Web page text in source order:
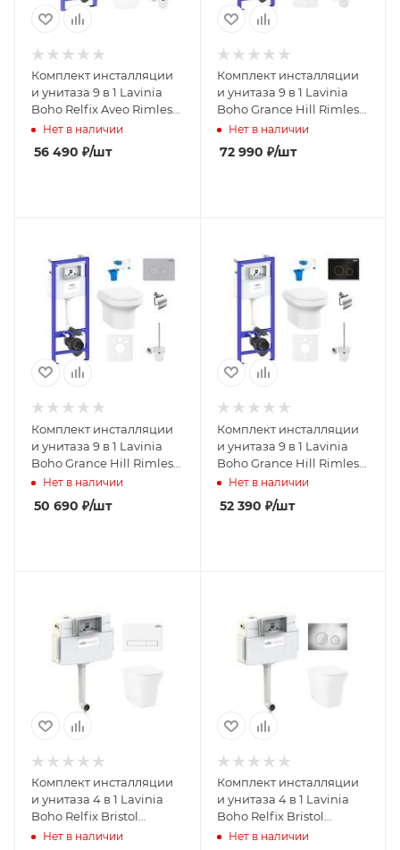
Комплект инсталляции
и унитаза 9 в 1 Lavinia
Boho Relfix Aveo Rimless
97020186
Нет в наличии
56 490 ₽/шт
Комплект инсталляции
и унитаза 9 в 1 Lavinia
Boho Grance Hill Rimless
75110436
Нет в наличии
72 990 ₽/шт
Комплект инсталляции
и унитаза 9 в 1 Lavinia
Boho Grance Hill Rimless
75110415
Нет в наличии
50 690 ₽/шт
Комплект инсталляции
и унитаза 9 в 1 Lavinia
Boho Grance Hill Rimless
75110432
Нет в наличии
52 390 ₽/шт
Комплект инсталляции
и унитаза 4 в 1 Lavinia
Boho Relfix Bristol
77060241
Нет в наличии
Комплект инсталляции
и унитаза 4 в 1 Lavinia
Boho Relfix Bristol
77060246
Нет в наличии